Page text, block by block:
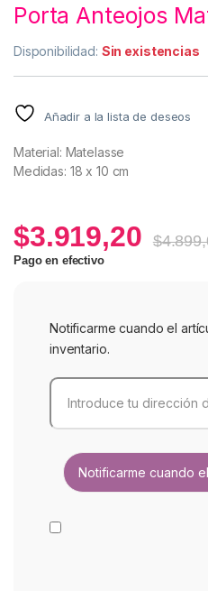
Porta Anteojos
Disponibilidad: Sin existencias
Añadir a la lista de deseos
Material: Matelasse
Medidas: 18 x 10 cm
$3.919,20 $
Pago en efectivo
Notificarme cuando el
inventario.